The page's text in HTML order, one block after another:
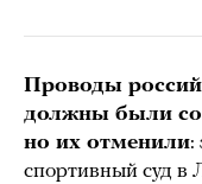
Проводы
должны были
но их отменили:
спортивный суд в